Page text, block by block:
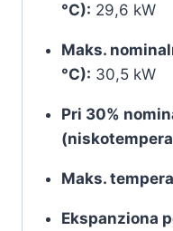
°C): 29,6 kW
Maks.
°C): 30,5 kW
Pri 30%
Maks.
Ekspanziona